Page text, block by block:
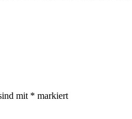
mit * markiert